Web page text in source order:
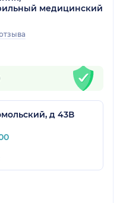
медицинский
д 43В